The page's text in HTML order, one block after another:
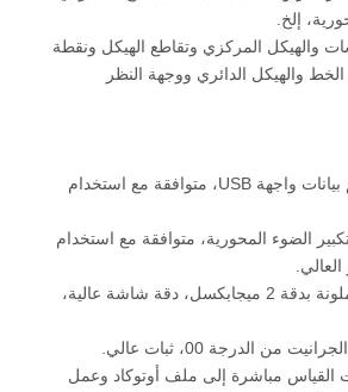
إلخ.
والهيكل المركزي وتقاطع الهيكل ونقطة
والهيكل الدائري ووجهة النظر
1. اعتماد وحدة تحكم بيانات واجهة USB، متوافقة مع استخدام
الضوء المحورية، متوافقة مع استخدام
3. إنها تعتمد كاميرا ملونة بدقة 2 ميجابكسل، دقة شاشة عالية،
القياس مباشرة إلى ملف أوتوكاد وعمل